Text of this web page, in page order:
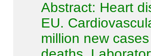
Abstract: Heart
EU.
million new